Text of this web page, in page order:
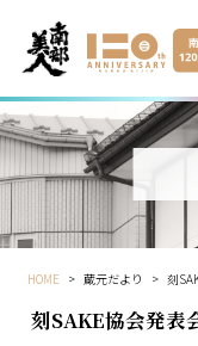
HOME > 蔵元だより > 刻
刻SAKE協会発表